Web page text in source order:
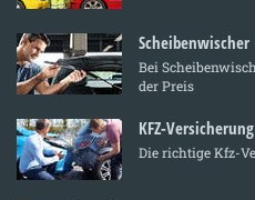
Scheibenwischer
Bei
der Preis
KFZ-Versicherung
Die richtige Kfz-